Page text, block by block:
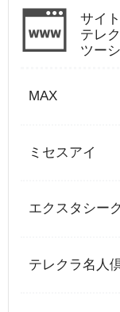
サイ
テレ
ツー
MAX
ミセスアイ
エクスタシー
テレクラ名人